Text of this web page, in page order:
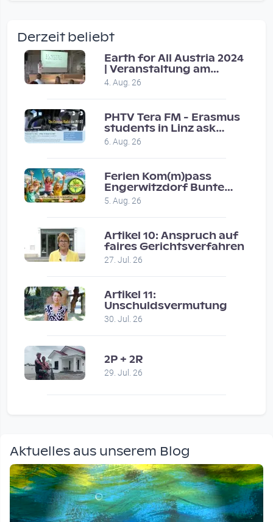
Vor 2 weeks 4 days
Coole Sendung, tolle…
Vor 1 month 2 weeks
Eure Show war super :-)…
Vor 1 month 2 weeks
Derzeit beliebt
Earth for All Austria 2024
| Veranstaltung am
8.7.2024
4. Aug. 26
PHTV Tera FM - Erasmus
students in Linz ask
people on road for
recommendations
6. Aug. 26
Ferien Kom(m)pass
Engerwitzdorf Bunte
Hundestunde
5. Aug. 26
Artikel 10: Anspruch auf
faires Gerichtsverfahren
27. Jul. 26
Artikel 11:
Unschuldsvermutung
30. Jul. 26
2P + 2R
29. Jul. 26
Aktuelles aus unserem Blog